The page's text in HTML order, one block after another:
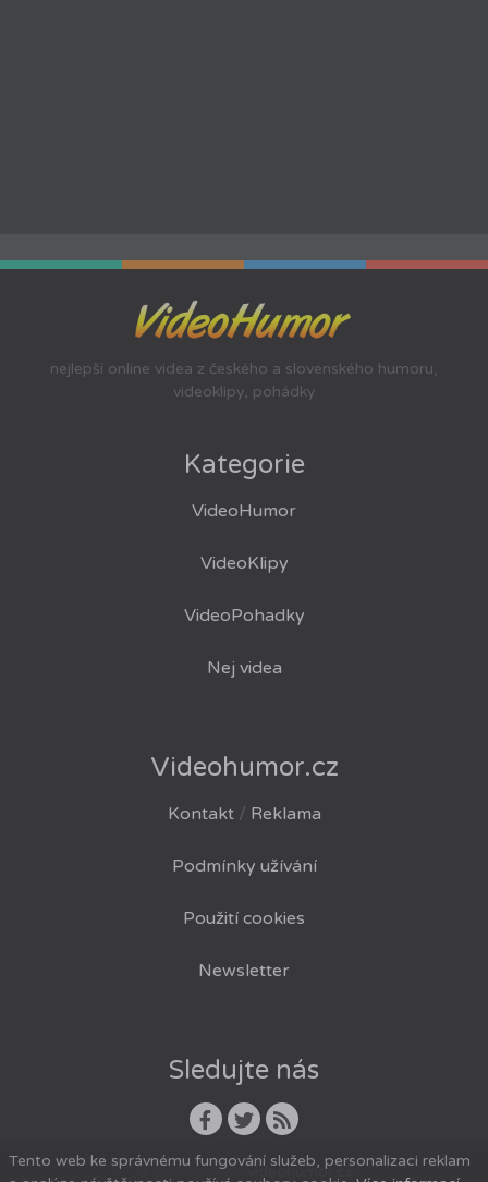
nejlepší online videa z českého a slovenského humoru,
videoklipy, pohádky
Kategorie
VideoHumor
VideoKlipy
VideoPohadky
Nej videa
Videohumor.cz
Kontakt/ Reklama
Podmínky užívání
Použití cookies
Newsletter
Sledujte nás
© 2008-2026videohumor.cz
Tento web ke správnému fungování služeb, personalizaci reklam